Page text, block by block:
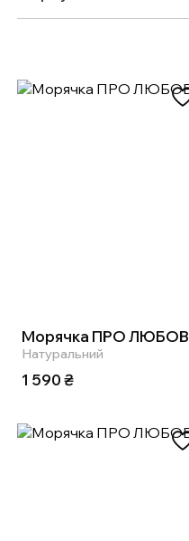
Морячка ПРО ЛЮБОВ
Натуральний
1 590₴